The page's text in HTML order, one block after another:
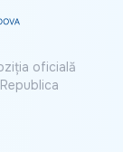
oficială